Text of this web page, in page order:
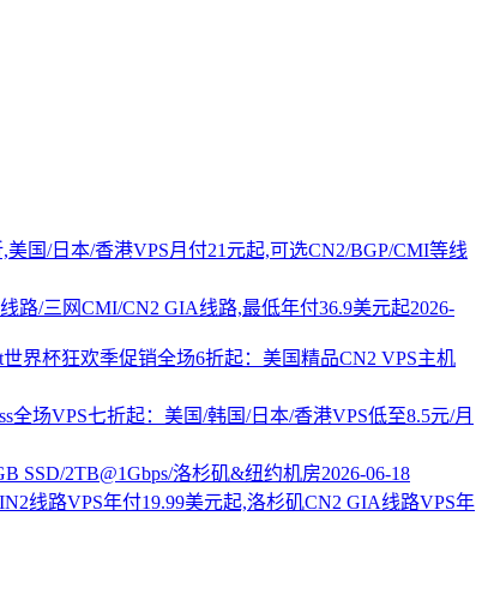
美国/日本/香港VPS月付21元起,可选CN2/BGP/CMI等线
路/三网CMI/CN2 GIA线路,最低年付36.9美元起2026-
世界杯狂欢季促销全场6折起：美国精品CN2 VPS主机
全场VPS七折起：美国/韩国/日本/香港VPS低至8.5元/月
SSD/2TB@1Gbps/洛杉矶&纽约机房2026-06-18
线路VPS年付19.99美元起,洛杉矶CN2 GIA线路VPS年